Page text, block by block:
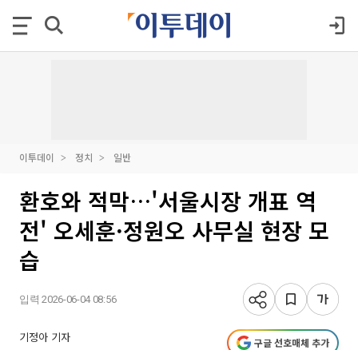
이투데이 정치 일반
환호와 적막…'서울시장 개표 역
전' 오세훈·정원오 사무실 현장 모
습
입력 2026-06-04 08:56
기정아 기자 구글 선호매체 추가